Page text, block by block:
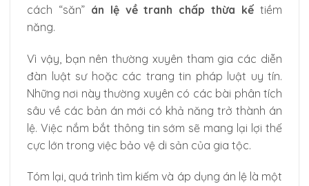
cách “săn” án lệ về tranh chấp thừa kế tiềm
năng.
Vì vậy, bạn nên thường xuyên tham gia các diễn
đàn luật sư hoặc các trang tin pháp luật uy tín.
Những nơi này thường xuyên có các bài phân tích
sâu về các bản án mới có khả năng trở thành án
lệ. Việc nắm bắt thông tin sớm sẽ mang lại lợi thế
cực lớn trong việc bảo vệ di sản của gia tộc.
Tóm lại, quá trình tìm kiếm và áp dụng án lệ là một